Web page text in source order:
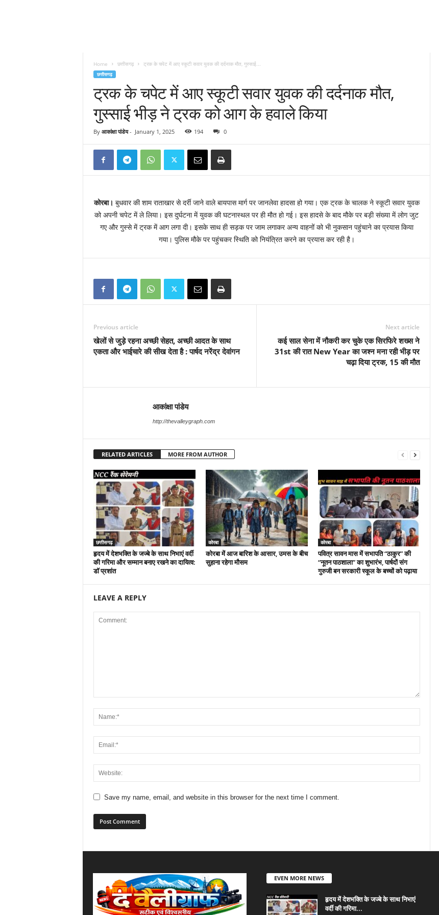
Home छत्तीसगढ़ ट्रक के चपेट में आए स्कूटी सवार युवक की दर्दनाक मौत, गुस्साई...
छत्तीसगढ़
ट्रक के चपेट में आए स्कूटी सवार युवक की दर्दनाक मौत,
गुस्साई भीड़ ने ट्रक को आग के हवाले किया
By आकांक्षा पांडेय- January 1, 2025 194 0
कोरबा। बुधवार की शाम राताखार से दर्री जाने वाले बायपास मार्ग पर जानलेवा हादसा हो गया। एक ट्रक के चालक ने स्कूटी सवार युवक
को अपनी चपेट में ले लिया। इस दुर्घटना में युवक की घटनास्थल पर ही मौत हो गई। इस हादसे के बाद मौके पर बड़ी संख्या में लोग जुट
गए और गुस्से में ट्रक में आग लगा दी। इसके साथ ही सड़क पर जाम लगाकर अन्य वाहनों को भी नुकसान पहुंचाने का प्रयास किया
गया। पुलिस मौके पर पहुंचकर स्थिति को नियंत्रित करने का प्रयास कर रही है।
Previous article
खेलों से जुड़े रहना अच्छी सेहत, अच्छी आदत के साथ
एकता और भाईचारे की सीख देता है : पार्षद नरेंद्र देवांगन
Next article
कई साल सेना में नौकरी कर चुके एक सिरफिरे शख्स ने
31st की रात New Year का जश्न मना रही भीड़ पर
चढ़ा दिया ट्रक, 15 की मौत
आकांक्षा पांडेय
http://thevalleygraph.com
RELATED ARTICLES MORE FROM AUTHOR
छत्तीसगढ़
हृदय में देशभक्ति के जज्बे के साथ निभाएं वर्दी
की गरिमा और सम्मान बनाए रखने का दायित्व:
डाॅ प्रशांत
कोरबा
कोरबा में आज बारिश के आसार, उमस के बीच
सुहाना रहेगा मौसम
कोरबा
पवित्र सावन मास में सभापति “ठाकुर” की
“नूतन पाठशाला” का शुभारंभ, पार्षदों संग
गुरुजी बन सरकारी स्कूल के बच्चों को पढ़ाया
LEAVE A REPLY
Save my name, email, and website in this browser for the next time I comment.
EVEN MORE NEWS
हृदय में देशभक्ति के जज्बे के साथ निभाएं
वर्दी की गरिमा...